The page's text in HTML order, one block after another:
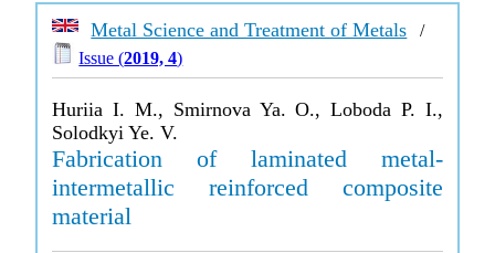
Metal Science and Treatment of Metals /
Issue (2019, 4)
Huriia I. M., Smirnova Ya. O., Loboda P. I.,
Solodkyi Ye. V.
Fabrication of laminated metal-
intermetallic reinforced composite
material